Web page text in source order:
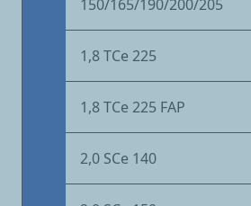
150/165/190/200/205
1,8 TCe 225
1,8 TCe 225 FAP
2,0 SCe 140